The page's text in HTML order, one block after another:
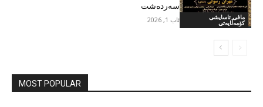
مافی ئاسایشی
کۆمەڵایەتی
سەردەشت
ئاب 1, 2026
MOST POPULAR